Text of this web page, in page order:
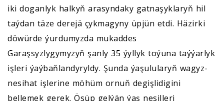
iki doganlyk halkyň arasyndaky gatnaşyklaryň hil
taýdan täze derejä çykmagyny üpjün etdi. Häzirki
döwürde ýurdumyzda mukaddes
Garaşsyzlygymyzyň şanly 35 ýyllyk toýuna taýýarlyk
işleri ýaýbaňlandyryldy. Şunda ýaşulularyň wagyz-
nesihat işlerine möhüm ornuň degişlidigini
bellemek gerek. Ösüp gelýän ýaş nesilleri